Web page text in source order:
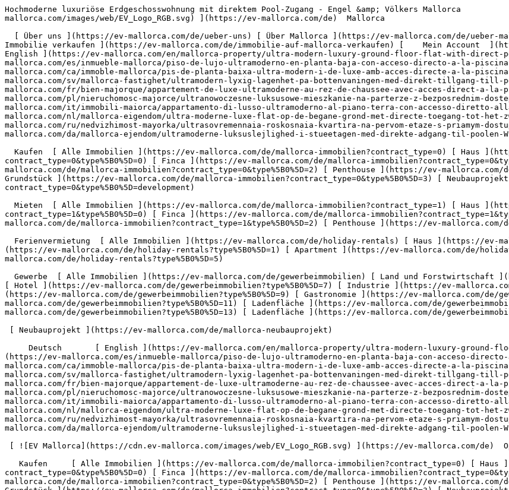
Hochmoderne luxuriöse Erdgeschosswohnung mit direktem Pool-Zugang - Engel &amp; Völkers Mallorca                [ ![EV Mallorca](https://cdn.ev-mallorca.com/images/web/EV_Logo_RGB.svg) ](https://ev-mallorca.com/de)  Mallorca  

  [ Über uns ](https://ev-mallorca.com/de/ueber-uns) [ Über Mallorca ](https://ev-mallorca.com/de/ueber-mallorca) [ Kontakt ](https://ev-mallorca.com/de/standorte) [ Immobilie verkaufen ](https://ev-mallorca.com/de/immobilie-auf-mallorca-verkaufen) [    Mein Account  ](https://ev-mallorca.com/de/mein-account)   Deutsch       [ English ](https://ev-mallorca.com/en/mallorca-property/ultra-modern-luxury-ground-floor-flat-with-direct-pool-access-W-02Z2R4)   [ Español ](https://ev-mallorca.com/es/inmueble-mallorca/piso-de-lujo-ultramoderno-en-planta-baja-con-acceso-directo-a-la-piscina-comunitaria-W-02Z2R4)    [ Català ](https://ev-mallorca.com/ca/immoble-mallorca/pis-de-planta-baixa-ultra-modern-i-de-luxe-amb-acces-directe-a-la-piscina-comunitaria-W-02Z2R4)   [ Svenska ](https://ev-mallorca.com/sv/mallorca-fastighet/ultramodern-lyxig-lagenhet-pa-bottenvaningen-med-direkt-tillgang-till-poolen-W-02Z2R4)   [ Français ](https://ev-mallorca.com/fr/bien-majorque/appartement-de-luxe-ultramoderne-au-rez-de-chaussee-avec-acces-direct-a-la-piscine-W-02Z2R4)   [ Polski ](https://ev-mallorca.com/pl/nieruchomosc-majorce/ultranowoczesne-luksusowe-mieszkanie-na-parterze-z-bezposrednim-dostepem-do-basenu-W-02Z2R4)   [ Italiano ](https://ev-mallorca.com/it/immobili-maiorca/appartamento-di-lusso-ultramoderno-al-piano-terra-con-accesso-diretto-alla-piscina-W-02Z2R4)   [ Dutch ](https://ev-mallorca.com/nl/mallorca-eigendom/ultra-moderne-luxe-flat-op-de-begane-grond-met-directe-toegang-tot-het-zwembad-W-02Z2R4)   [ Русский ](https://ev-mallorca.com/ru/nedvizhimost-mayorka/ultrasovremennaia-roskosnaia-kvartira-na-pervom-etaze-s-priamym-dostupom-k-basseinu-W-02Z2R4)   [ Dansk ](https://ev-mallorca.com/da/mallorca-ejendom/ultramoderne-luksuslejlighed-i-stueetagen-med-direkte-adgang-til-poolen-W-02Z2R4)   

  Kaufen  [ Alle Immobilien ](https://ev-mallorca.com/de/mallorca-immobilien?contract_type=0) [ Haus ](https://ev-mallorca.com/de/mallorca-immobilien?contract_type=0&type%5B0%5D=0) [ Finca ](https://ev-mallorca.com/de/mallorca-immobilien?contract_type=0&type%5B0%5D=1) [ Apartment ](https://ev-mallorca.com/de/mallorca-immobilien?contract_type=0&type%5B0%5D=2) [ Penthouse ](https://ev-mallorca.com/de/mallorca-immobilien?contract_type=0&type%5B0%5D=5) [ Grundstück ](https://ev-mallorca.com/de/mallorca-immobilien?contract_type=0&type%5B0%5D=3) [ Neubauprojekt ](https://ev-mallorca.com/de/mallorca-immobilien?contract_type=0&type%5B0%5D=development) 

  Mieten  [ Alle Immobilien ](https://ev-mallorca.com/de/mallorca-immobilien?contract_type=1) [ Haus ](https://ev-mallorca.com/de/mallorca-immobilien?contract_type=1&type%5B0%5D=0) [ Finca ](https://ev-mallorca.com/de/mallorca-immobilien?contract_type=1&type%5B0%5D=1) [ Apartment ](https://ev-mallorca.com/de/mallorca-immobilien?contract_type=1&type%5B0%5D=2) [ Penthouse ](https://ev-mallorca.com/de/mallorca-immobilien?contract_type=1&type%5B0%5D=5) 

  Ferienvermietung  [ Alle Immobilien ](https://ev-mallorca.com/de/holiday-rentals) [ Haus ](https://ev-mallorca.com/de/holiday-rentals?type%5B0%5D=0) [ Finca ](https://ev-mallorca.com/de/holiday-rentals?type%5B0%5D=1) [ Apartment ](https://ev-mallorca.com/de/holiday-rentals?type%5B0%5D=2) [ Penthouse ](https://ev-mallorca.com/de/holiday-rentals?type%5B0%5D=5) 

  Gewerbe  [ Alle Immobilien ](https://ev-mallorca.com/de/gewerbeimmobilien) [ Land und Forstwirtschaft ](https://ev-mallorca.com/de/gewerbeimmobilien?type%5B0%5D=6) [ Hotel ](https://ev-mallorca.com/de/gewerbeimmobilien?type%5B0%5D=7) [ Industrie ](https://ev-mallorca.com/de/gewerbeimmobilien?type%5B0%5D=8) [ Investment ](https://ev-mallorca.com/de/gewerbeimmobilien?type%5B0%5D=9) [ Gastronomie ](https://ev-mallorca.com/de/gewerbeimmobilien?type%5B0%5D=10) [ Grundstück ](https://ev-mallorca.com/de/gewerbeimmobilien?type%5B0%5D=11) [ Ladenfläche ](https://ev-mallorca.com/de/gewerbeimmobilien?type%5B0%5D=12) [ Sonstiges ](https://ev-mallorca.com/de/gewerbeimmobilien?type%5B0%5D=13) [ Ladenfläche ](https://ev-mallorca.com/de/gewerbeimmobilien?type%5B0%5D=14) 

 [ Neubauprojekt ](https://ev-mallorca.com/de/mallorca-neubauprojekt) 

     Deutsch       [ English ](https://ev-mallorca.com/en/mallorca-property/ultra-modern-luxury-ground-floor-flat-with-direct-pool-access-W-02Z2R4)   [ Español ](https://ev-mallorca.com/es/inmueble-mallorca/piso-de-lujo-ultramoderno-en-planta-baja-con-acceso-directo-a-la-piscina-comunitaria-W-02Z2R4)    [ Català ](https://ev-mallorca.com/ca/immoble-mallorca/pis-de-planta-baixa-ultra-modern-i-de-luxe-amb-acces-directe-a-la-piscina-comunitaria-W-02Z2R4)   [ Svenska ](https://ev-mallorca.com/sv/mallorca-fastighet/ultramodern-lyxig-lagenhet-pa-bottenvaningen-med-direkt-tillgang-till-poolen-W-02Z2R4)   [ Français ](https://ev-mallorca.com/fr/bien-majorque/appartement-de-luxe-ultramoderne-au-rez-de-chaussee-avec-acces-direct-a-la-piscine-W-02Z2R4)   [ Polski ](https://ev-mallorca.com/pl/nieruchomosc-majorce/ultranowoczesne-luksusowe-mieszkanie-na-parterze-z-bezposrednim-dostepem-do-basenu-W-02Z2R4)   [ Italiano ](https://ev-mallorca.com/it/immobili-maiorca/appartamento-di-lusso-ultramoderno-al-piano-terra-con-accesso-diretto-alla-piscina-W-02Z2R4)   [ Dutch ](https://ev-mallorca.com/nl/mallorca-eigendom/ultra-moderne-luxe-flat-op-de-begane-grond-met-directe-toegang-tot-het-zwembad-W-02Z2R4)   [ Русский ](https://ev-mallorca.com/ru/nedvizhimost-mayorka/ultrasovremennaia-roskosnaia-kvartira-na-pervom-etaze-s-priamym-dostupom-k-basseinu-W-02Z2R4)   [ Dansk ](https://ev-mallorca.com/da/mallorca-ejendom/ultramoderne-luksuslejlighed-i-stueetagen-med-direkte-adgang-til-poolen-W-02Z2R4)   

 [ ![EV Mallorca](https://cdn.ev-mallorca.com/images/web/EV_Logo_RGB.svg) ](https://ev-mallorca.com/de)  Open main menu    

   Kaufen     [ Alle Immobilien ](https://ev-mallorca.com/de/mallorca-immobilien?contract_type=0) [ Haus ](https://ev-mallorca.com/de/mallorca-immobilien?contract_type=0&type%5B0%5D=0) [ Finca ](https://ev-mallorca.com/de/mallorca-immobilien?contract_type=0&type%5B0%5D=1) [ Apartment ](https://ev-mallorca.com/de/mallorca-immobilien?contract_type=0&type%5B0%5D=2) [ Penthouse ](https://ev-mallorca.com/de/mallorca-immobilien?contract_type=0&type%5B0%5D=5) [ Grundstück ](https://ev-mallorca.com/de/mallorca-immobilien?contract_type=0&type%5B0%5D=3) [ Neubauprojekt ](https://ev-mallorca.com/de/mallorca-immobilien?contract_type=0&type%5B0%5D=development) 

   Mieten     [ Alle Immobilien ](https://ev-mallorca.com/de/mallorca-immobilien?contract_type=1) [ Haus ](https://ev-mallorca.com/de/mallorca-immobilien?contract_type=1&type%5B0%5D=0) [ Finca ](https://ev-mallorca.com/de/mallorca-immobilien?contract_type=1&type%5B0%5D=1) [ Apartment ](https://ev-mallorca.com/de/mallorca-immobilien?contract_type=1&type%5B0%5D=2) [ Penthouse ](https://ev-mallorca.com/de/mallorca-immobilien?contract_type=1&type%5B0%5D=5) 

   Ferienvermietung     [ Alle Immobilien ](https://ev-mallorca.com/de/holiday-rentals) [ Haus ](https://ev-mallorca.com/de/holiday-rentals?type%5B0%5D=0) [ Finca ](https://ev-mallorca.com/de/holiday-rentals?type%5B0%5D=1) [ Apartment ](https://